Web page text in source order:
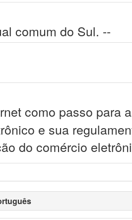
comum do Sul. --
como passo para
e sua
do comércio